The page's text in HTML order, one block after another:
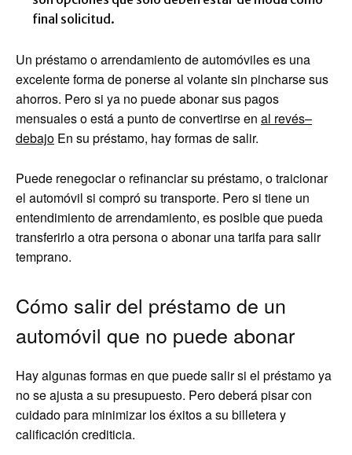
final solicitud.
Un préstamo o arrendamiento de automóviles es una
excelente forma de ponerse al volante sin pincharse sus
ahorros. Pero si ya no puede abonar sus pagos
mensuales o está a punto de convertirse en al revés–
debajo En su préstamo, hay formas de salir.
Puede renegociar o refinanciar su préstamo, o traicionar
el automóvil si compró su transporte. Pero si tiene un
entendimiento de arrendamiento, es posible que pueda
transferirlo a otra persona o abonar una tarifa para salir
temprano.
Cómo salir del préstamo de un
automóvil que no puede abonar
Hay algunas formas en que puede salir si el préstamo ya
no se ajusta a su presupuesto. Pero deberá pisar con
cuidado para minimizar los éxitos a su billetera y
calificación crediticia.